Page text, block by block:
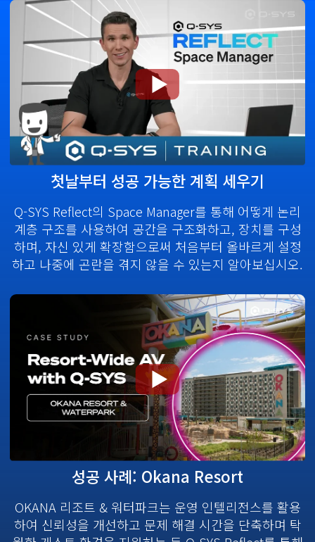
비
오
모
달
기
첫날부터 성공 가능한 계획 세우기
Q-SYS Reflect의 Space Manager를 통해 어떻게 논리
계층 구조를 사용하여 공간을 구조화하고, 장치를 구성
하며, 자신 있게 확장함으로써 처음부터 올바르게 설정
하고 나중에 곤란을 겪지 않을 수 있는지 알아보십시오.
비
오
성공 사례: Okana Resort
OKANA 리조트 & 워터파크는 운영 인텔리전스를 활용
하여 신뢰성을 개선하고 문제 해결 시간을 단축하며 탁